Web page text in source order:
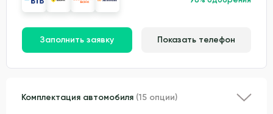
Заполнить заявку Показать телефон
Комплектация автомобиля (15 опции)